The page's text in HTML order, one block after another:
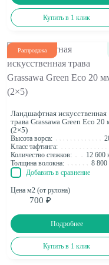
Купить в 1 клик
Распродажа
Ландшафтная искусственная
трава Grassawa Green Eco 20
(2×5)
Высота ворса:
Класс тафтинга:
Количество стежков:
12 600
Толщина волокна:
8 800
Добавить в сравнение
Цена м2 (от рулона)
700 ₽
Подробнее
Купить в 1 клик